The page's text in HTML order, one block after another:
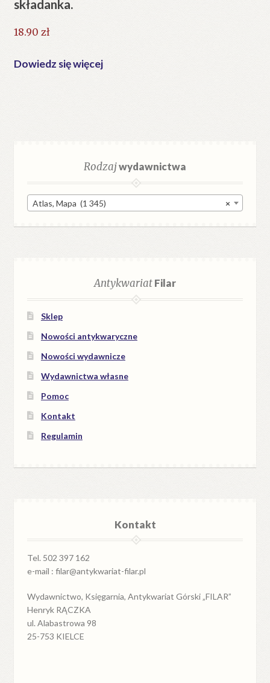
składanka.
18.90 zł
Dowiedz się więcej
Rodzajwydawnictwa
×
Atlas, Mapa (1 345)
AntykwariatFilar
Sklep
Nowości antykwaryczne
Nowości wydawnicze
Wydawnictwa własne
Pomoc
Kontakt
Regulamin
Kontakt
Tel. 502 397 162
e-mail : filar@antykwariat-filar.pl
Wydawnictwo, Księgarnia, Antykwariat Górski „FILAR”
Henryk RĄCZKA
ul. Alabastrowa 98
25-753 KIELCE